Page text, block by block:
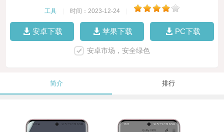
工具 时间：2023-12-24
安卓下载 苹果下载 PC下载
安卓市场，安全绿色
简介 排行